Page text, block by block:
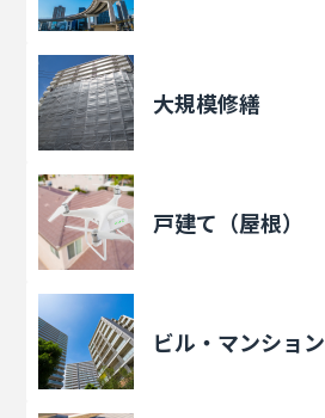
大規模修繕
戸建て（屋根）
ビル・マンション